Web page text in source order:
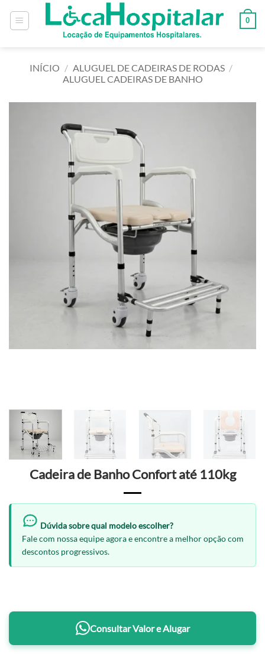
0
INÍCIO / ALUGUEL DE CADEIRAS DE RODAS /
ALUGUEL CADEIRAS DE BANHO
Cadeira de Banho Confort até 110kg
Dúvida sobre qual modelo escolher?
Fale com nossa equipe agora e encontre a melhor opção com
descontos progressivos.
Consultar Valor e Alugar